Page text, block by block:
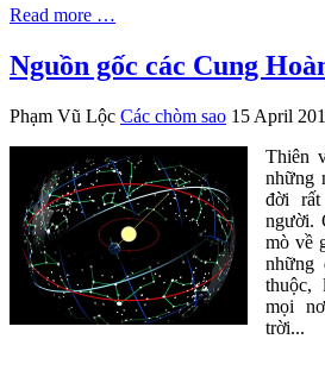
Read more …
Nguồn gốc các Cung
Phạm Vũ Lộc Các chòm sao 15 April
Thiên
những
đời
người.
mò về
những
thuộc,
mọi
trời...